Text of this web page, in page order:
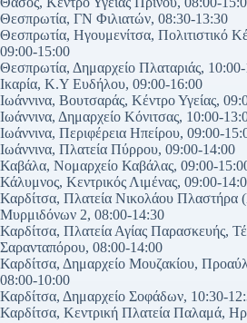
Θεσπρωτία, ΓΝ Φιλιατών, 08:30-13:30
Θεσπρωτία, Ηγουμενίτσα, Πολιτιστικό
09:00-15:00
Θεσπρωτία, Δημαρχείο Πλαταριάς,
Ικαρία, Κ.Υ Ευδήλου, 09:00-16:00
Ιωάννινα, Βουτσαράς, Κέντρο Υγείας,
Ιωάννινα, Δημαρχείο Κόνιτσας, 10:00-
Ιωάννινα, Περιφέρεια Ηπείρου, 09:00-
Ιωάννινα, Πλατεία Πύρρου, 09:00-14:00
Καβάλα, Νομαρχείο Καβάλας, 09:00-
Κάλυμνος, Κεντρικός Λιμένας, 09:00-
Καρδίτσα, Πλατεία Νικολάου Πλαστήρα
Μυρμιδόνων 2, 08:00-14:30
Καρδίτσα, Πλατεία Αγίας Παρασκευής,
Σαρανταπόρου, 08:00-14:00
Καρδίτσα, Δημαρχείο Μουζακίου,
08:00-10:00
Καρδίτσα, Δημαρχείο Σοφάδων, 10:30-
Καρδίτσα, Κεντρική Πλατεία Παλαμά,